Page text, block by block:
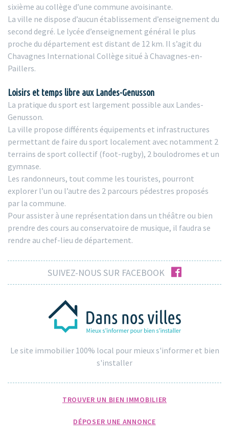
sixième au collège d’une commune avoisinante.
La ville ne dispose d’aucun établissement d’enseignement du
second degré. Le lycée d’enseignement général le plus
proche du département est distant de 12 km. Il s’agit du
Chavagnes International Collège situé à Chavagnes-en-
Paillers.
Loisirs et temps libre aux Landes-Genusson
La pratique du sport est largement possible aux Landes-
Genusson.
La ville propose différents équipements et infrastructures
permettant de faire du sport localement avec notamment 2
terrains de sport collectif (foot-rugby), 2 boulodromes et un
gymnase.
Les randonneurs, tout comme les touristes, pourront
explorer l’un ou l’autre des 2 parcours pédestres proposés
par la commune.
Pour assister à une représentation dans un théâtre ou bien
prendre des cours au conservatoire de musique, il faudra se
rendre au chef-lieu de département.
SUIVEZ-NOUS SUR FACEBOOK facebook
Le site immobilier 100% local pour mieux s'informer et bien
s'installer
TROUVER UN BIEN IMMOBILIER
DÉPOSER UNE ANNONCE